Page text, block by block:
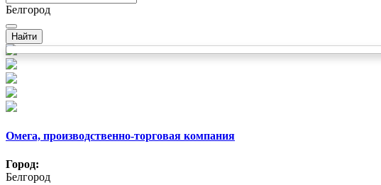
Белгород
Найти
Омега, производственно-торговая компания
Город:
Белгород